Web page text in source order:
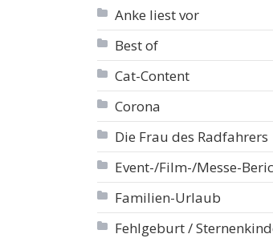
Anke liest vor
Best of
Cat-Content
Corona
Die Frau des Radfahrers
Event-/Film-/Messe-
Familien-Urlaub
Fehlgeburt /